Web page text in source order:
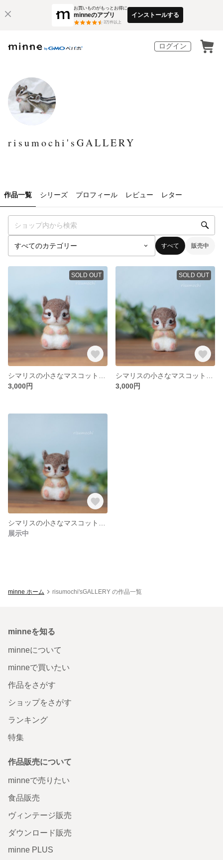
お買いものがもっとお得に
minneのアプリ
3万件以上
インストールする
ログイン
risumochi'sGALLERY
作品一覧 シリーズ プロフィール レビュー レター
すべて 販売中
SOLD OUT
3,000円
SOLD OUT
3,000円
展示中
minne ホーム risumochi'sGALLERY の作品一覧
minneを知る
minneについて
minneで買いたい
作品をさがす
ショップをさがす
ランキング
特集
作品販売について
minneで売りたい
食品販売
ヴィンテージ販売
ダウンロード販売
minne PLUS